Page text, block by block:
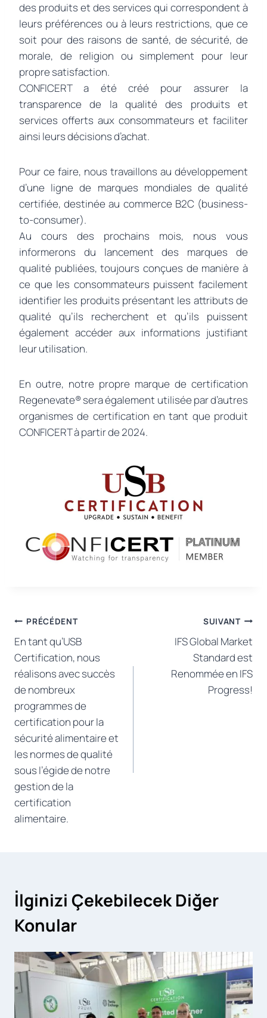
des produits et des services qui correspondent à
leurs préférences ou à leurs restrictions, que ce
soit pour des raisons de santé, de sécurité, de
morale, de religion ou simplement pour leur
propre satisfaction.
CONFICERT a été créé pour assurer la
transparence de la qualité des produits et
services offerts aux consommateurs et faciliter
ainsi leurs décisions d’achat.
Pour ce faire, nous travaillons au développement
d’une ligne de marques mondiales de qualité
certifiée, destinée au commerce B2C (business-
to-consumer).
Au cours des prochains mois, nous vous
informerons du lancement des marques de
qualité publiées, toujours conçues de manière à
ce que les consommateurs puissent facilement
identifier les produits présentant les attributs de
qualité qu’ils recherchent et qu’ils puissent
également accéder aux informations justifiant
leur utilisation.
En outre, notre propre marque de certification
Regenevate® sera également utilisée par d’autres
organismes de certification en tant que produit
CONFICERT à partir de 2024.
Navigation
de
l’article
PRÉCÉDENT
En tant qu’USB
Certification, nous
réalisons avec succès
de nombreux
programmes de
certification pour la
sécurité alimentaire et
les normes de qualité
sous l’égide de notre
gestion de la
certification
alimentaire.
SUIVANT
IFS Global Market
Standard est
Renommée en IFS
Progress!
İlginizi Çekebilecek Diğer
Konular